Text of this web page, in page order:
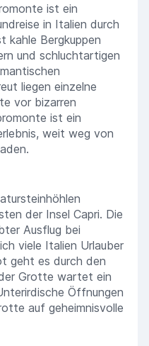
ist ein
in Italien durch
kahle Bergkuppen
und schluchtartigen
liegen einzelne
vor bizarren
ist ein
weit weg von
der Insel Capri. Die
Ausflug bei
viele Italien Urlauber
geht es durch den
Grotte wartet ein
Öffnungen
auf geheimnisvolle